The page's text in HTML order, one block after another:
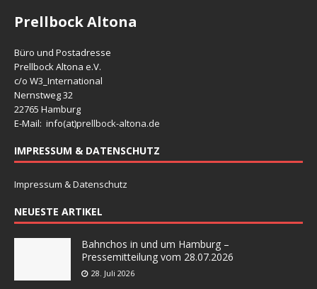
Prellbock Altona
Büro und Postadresse
Prellbock Altona e.V.
c/o W3_International
Nernstweg 32
22765 Hamburg
E-Mail: info(at)prellbock-altona.de
IMPRESSUM & DATENSCHUTZ
Impressum & Datenschutz
NEUESTE ARTIKEL
Bahnchos in und um Hamburg –
Pressemitteilung vom 28.07.2026
28. Juli 2026